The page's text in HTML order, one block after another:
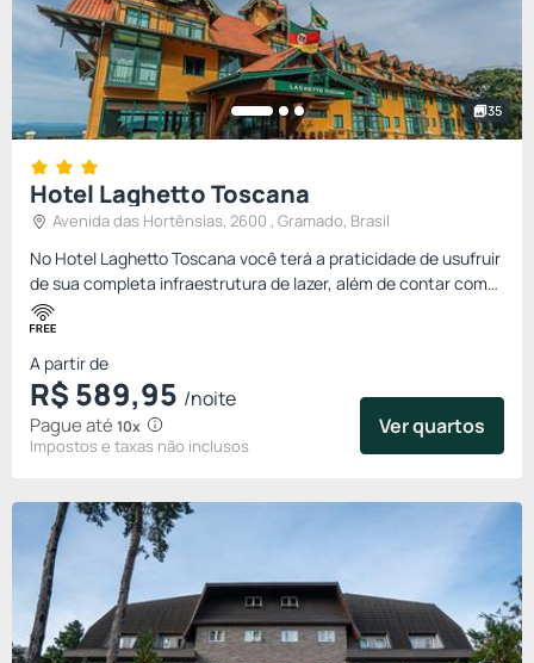
35
Hotel Laghetto Toscana
Avenida das Hortênsias, 2600 , Gramado, Brasil
No Hotel Laghetto Toscana você terá a praticidade de usufruir
de sua completa infraestrutura de lazer, além de contar com
amplos apartamentos, todos equipados com mini cozinha.
Des...
A partir de
R$ 589,95 /noite
Impostos e taxas não inclusos
Pague até 10x Ver quartos